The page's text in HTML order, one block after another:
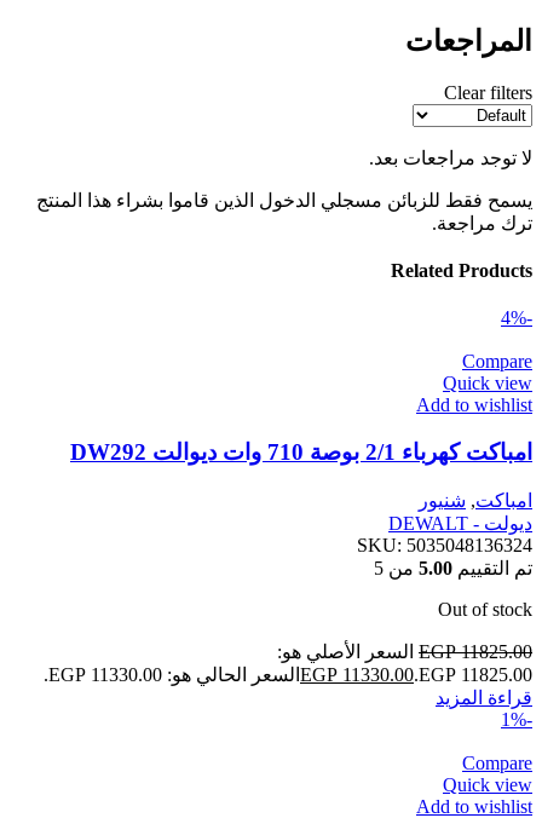
المراجعات
Clear filters
لا توجد مراجعات بعد.
يسمح فقط للزبائن مسجلي الدخول الذين قاموا بشراء هذا المنتج
ترك مراجعة.
Related Products
-4%
Compare
Quick view
Add to wishlist
امباكت كهرباء 2/1 بوصة 710 وات ديوالت DW292
امباكت, شنيور
ديولت - DEWALT
SKU: 5035048136324
تم التقييم 5.00 من 5
Out of stock
EGP11825.00
السعر الأصلي هو:
EGP 11825.00.
EGP 11330.00
السعر الحالي هو: EGP 11330.00.
قراءة المزيد
-1%
Compare
Quick view
Add to wishlist